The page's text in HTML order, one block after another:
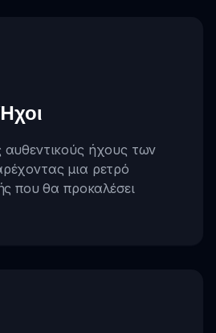
ήχους των
μια ρετρό
που θα προκαλέσει